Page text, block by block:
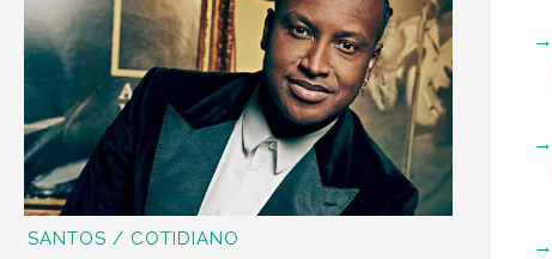
SANTOS / COTIDIANO